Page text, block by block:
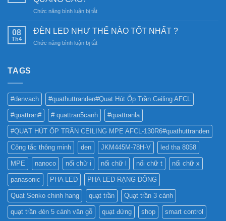
nghệ
sáng
Đèn
Nam
6SS-
Chức năng bình luận bị tắtở
NÊN
DỤNG
QUẢNG
CÁO?
08
Th4
ĐÈN LED NHƯ THẾ NÀO TỐT NHẤT ?
Chức năng bình luận bị tắtở
TỐT
NHẤT
?
TAGS
#denvach #quathuttranden#Quạt Hút Ốp Trần Ceiling AFCL
#quattran# # quattran5canh #quattranla
#QUẠT HÚT ỐP TRẦN CEILING MPE AFCL-130R6#quathuttranden
Công tắc thông minh den JKM445M-78H-V led tha 8058
MPE nanoco nối chữ i nối chữ l nối chữ t nối chữ x
panasonic PHA LED PHA LED RẠNG ĐÔNG
Quạt Senko chinh hang quạt trần Quạt trần 3 cánh
quạt trần đèn 5 cánh vân gỗ quạt đứng shop smart control